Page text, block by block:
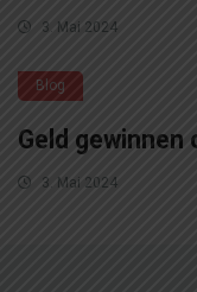
3. Mai 2024
Blog
Geld gewinnen
3. Mai 2024